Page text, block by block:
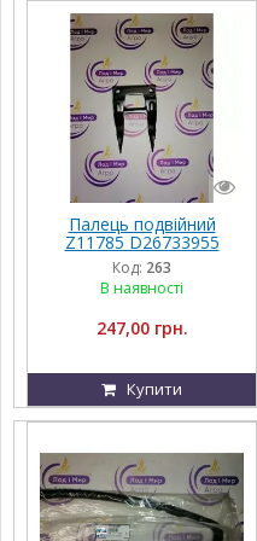
Палець подвійний
Z11785 D26733955
71386906 LA322702450
AXE37174 06503514
30820002 Schumacher
Код: 263
В наявності
247,00 грн.
Купити